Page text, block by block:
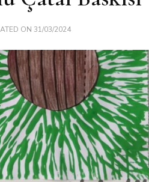
ON 31/03/2024